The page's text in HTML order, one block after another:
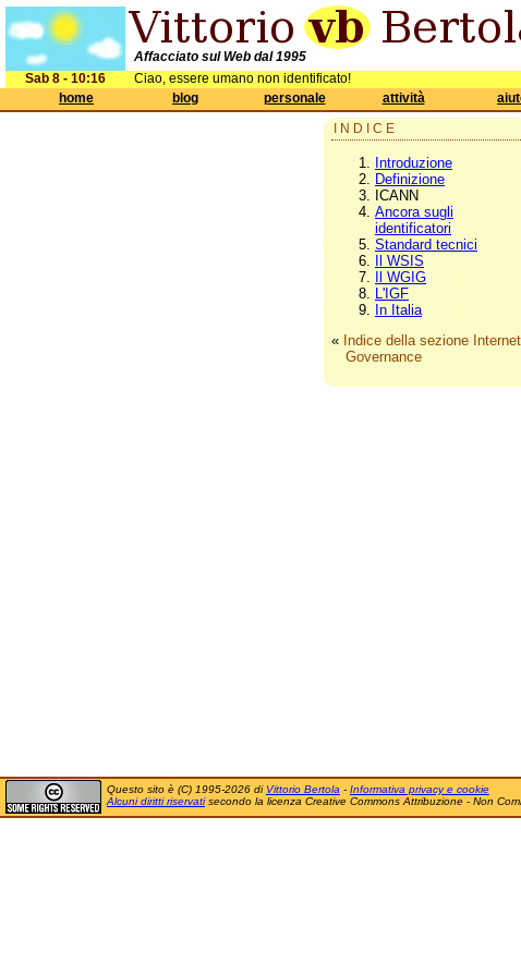
Affacciato sul Web dal 1995
Sab 8 - 10:16
Ciao, essere umano non identificato!
home
blog personale attività
INDICE
Introduzione
Definizione
ICANN
Ancora sugli
identificatori
Standard tecnici
Il WSIS
Il WGIG
L'IGF
In Italia
« Indice della sezione Internet
Governance
Questo sito è (C) 1995-2026 di Vittorio Bertola - Informativa privacy e cookie
Alcuni diritti riservatisecondo la licenza Creative Commons Attribuzione - Non